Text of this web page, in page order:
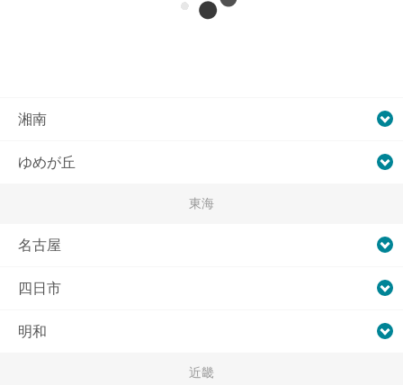
湘南
ゆめが丘
東海
名古屋
四日市
明和
近畿